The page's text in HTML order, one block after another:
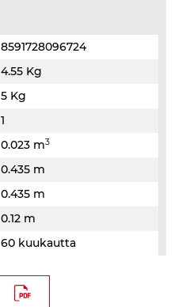
8591728096724
4.55 Kg
5 Kg
1
0.023 m3
0.435 m
0.435 m
0.12 m
60 kuukautta